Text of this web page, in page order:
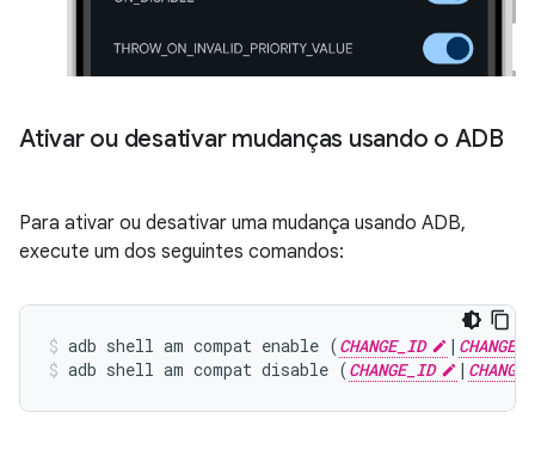
Ativar ou desativar mudanças usando o ADB
Para ativar ou desativar uma mudança usando ADB,
execute um dos seguintes comandos:
adb shell am compat enable (CHANGE_ID |
adb shell am compat disable (CHANGE_ID |